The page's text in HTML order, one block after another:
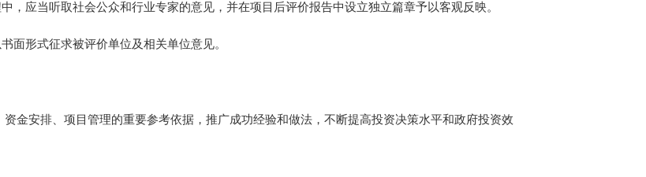
，应当听取社会公众和行业专家的意见，并在项目 后评价报告中设立独立篇章予以客观反映。
书面形式征求被评价单位及相关单位意见。
金安排、项目 管理的重要参考依据 ，推广成功经验和做法，不断提高投资决策水平和政府投资效